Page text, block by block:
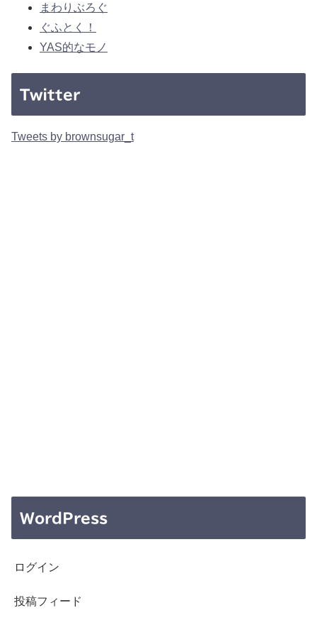
まわりぶろぐ
ぐふとく！
YAS的なモノ
Twitter
Tweets by brownsugar_t
WordPress
ログイン
投稿フィード